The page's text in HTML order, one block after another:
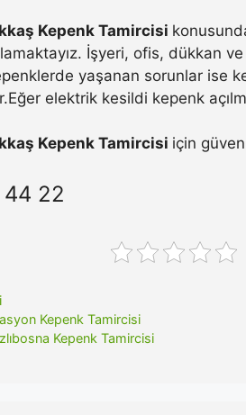
Kepenk Tamircisi
İşyeri, ofis, dükkan
yaşanan sorunlar ise
elektrik kesildi kepenk
Kepenk Tamircisi için
22
Kepenk Tamircisi
Kepenk Tamircisi